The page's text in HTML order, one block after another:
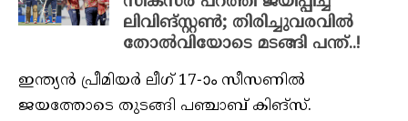
ലിവിങ്സ്റ്റൺ; തിരിച്ചുവരവിൽ
തോൽവിയോടെ മടങ്ങി പന്ത്..!
ഇന്ത്യന്‍ പ്രീമിയര്‍ ലീഗ് 17-ാം സീസണില്‍
ജയത്തോടെ തുടങ്ങി പഞ്ചാബ് കിങ്‌സ്.